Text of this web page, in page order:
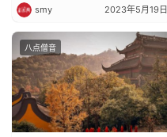
免
责
声
明
smy 2023年5月19日
八点僧音